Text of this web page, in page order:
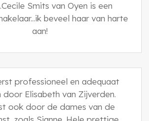
Smits van Oyen is een
beveel haar van harte
aan!
professioneel en adequaat
door Elisabeth van Zijverden.
ook door de dames van de